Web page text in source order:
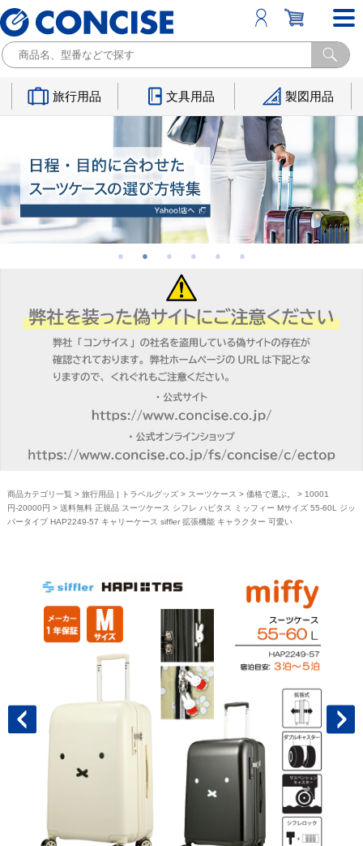
旅行用品 文具用品 製図用品
商品カテゴリ一覧 > 旅行用品 | トラベルグッズ> スーツケース > 価格で選ぶ。 > 10001
円-20000円 > 送料無料 正規品 スーツケース シフレ ハピタス ミッフィー Mサイズ 55-60L ジッ
パータイプ HAP2249-57 キャリーケース siffler 拡張機能 キャラクター 可愛い